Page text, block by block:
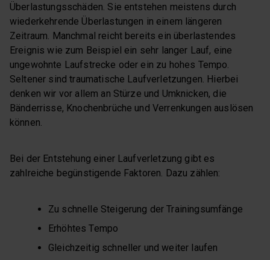
Überlastungsschäden. Sie entstehen meistens durch
wiederkehrende Überlastungen in einem längeren
Zeitraum. Manchmal reicht bereits ein überlastendes
Ereignis wie zum Beispiel ein sehr langer Lauf, eine
ungewohnte Laufstrecke oder ein zu hohes Tempo.
Seltener sind traumatische Laufverletzungen. Hierbei
denken wir vor allem an Stürze und Umknicken, die
Bänderrisse, Knochenbrüche und Verrenkungen auslösen
können.
Bei der Entstehung einer Laufverletzung gibt es
zahlreiche begünstigende Faktoren. Dazu zählen:
Zu schnelle Steigerung der Trainingsumfänge
Erhöhtes Tempo
Gleichzeitig schneller und weiter laufen